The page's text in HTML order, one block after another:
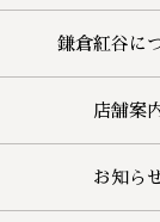
鎌倉紅谷に
店舗案
お知ら